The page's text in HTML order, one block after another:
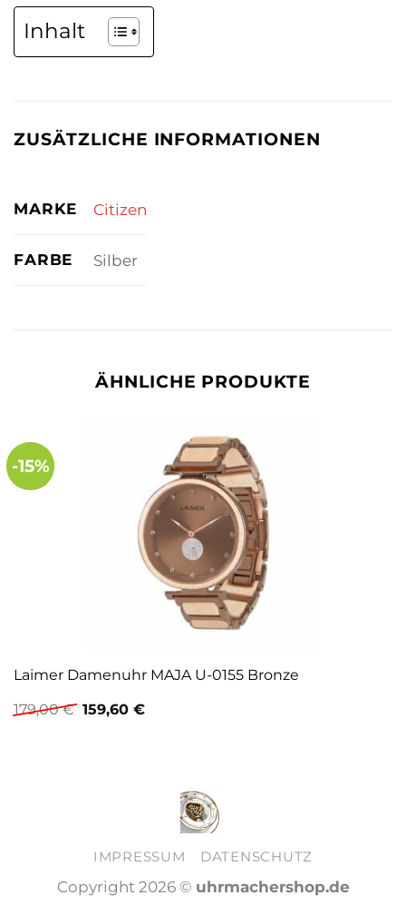
Inhalt
ZUSÄTZLICHE INFORMATIONEN
MARKE Citizen
FARBE Silber
ÄHNLICHE PRODUKTE
-15%
Laimer Damenuhr MAJA U-0155 Bronze
179,00€ Ursprünglicher
Preis
159,60 €Aktueller
IMPRESSUM DATENSCHUTZ
Copyright 2026 © uhrmachershop.de